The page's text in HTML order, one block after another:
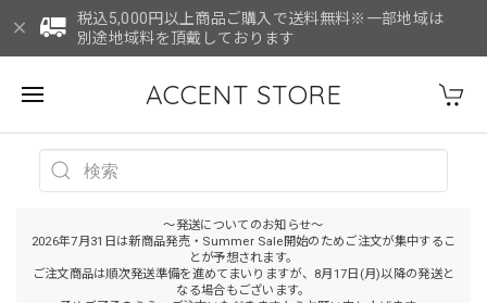
税込5,000円以上商品ご購入で送料無料※一部地域は
別途地域料を頂戴しております
ACCENT STORE
～発送についてのお知らせ～
2026年7月31日は新商品発売・Summer Sale開始のためご注文が集中するこ
とが予想されます。
ご注文商品は順次発送準備を進めてまいりますが、8月17日(月)以降の発送と
なる場合もございます。